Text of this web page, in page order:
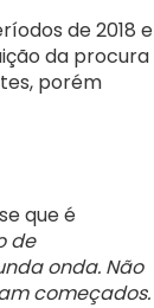
de 2018 e
da procura
porém
que é
de
onda. Não
começados.